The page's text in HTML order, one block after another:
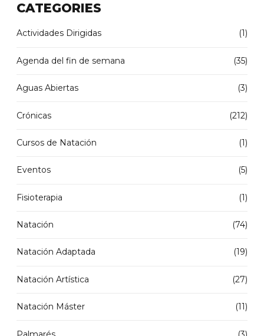
CATEGORIES
Actividades Dirigidas (1)
Agenda del fin de semana (35)
Aguas Abiertas (3)
Crónicas (212)
Cursos de Natación (1)
Eventos (5)
Fisioterapia (1)
Natación (74)
Natación Adaptada (19)
Natación Artística (27)
Natación Máster (11)